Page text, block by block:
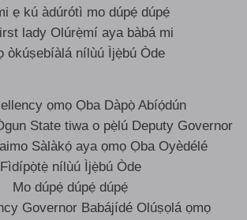
ẹ kú àdúrótì mo dúpẹ́ dúpẹ́
lady Olúrẹ̀mí aya bàbá mi
òkúṣebíàlá nílùú Ìjẹ̀bú Òde
ọmọ Ọba Dàpọ̀ Abíọ́dún
State tiwa o pẹ̀lú Deputy Governor
Sàlàkọ́ aya ọmọ Ọba Oyèdélé
Fìdípọ̀tẹ̀ nílùú Ìjẹ̀bú Òde
Mo dúpẹ́ dúpẹ́ dúpẹ́
Governor Babájídé Olúṣọlá ọmọ